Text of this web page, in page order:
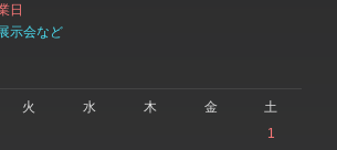
日
示会など
火 水 木 金
土
1